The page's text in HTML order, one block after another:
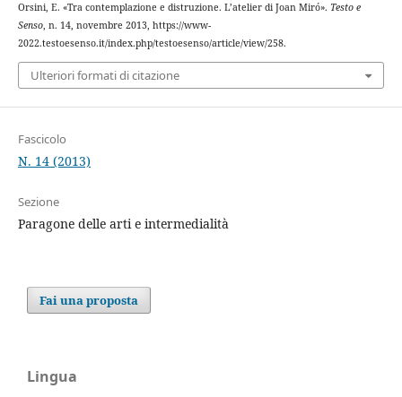
Orsini, E. «Tra contemplazione e distruzione. L’atelier di Joan Miró». Testo e
Senso, n. 14, novembre 2013, https://www-
2022.testoesenso.it/index.php/testoesenso/article/view/258.
Ulteriori formati di citazione
Fascicolo
N. 14 (2013)
Sezione
Paragone delle arti e intermedialità
Fai una proposta
Lingua